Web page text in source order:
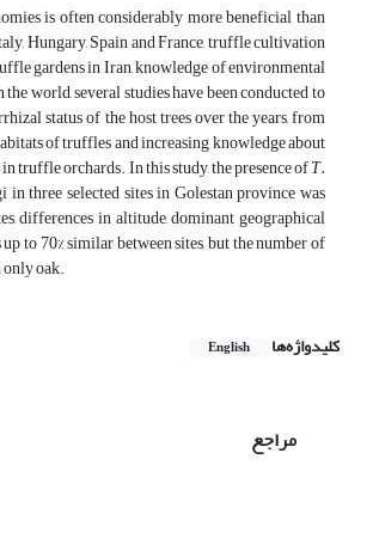
is often considerably more beneficial than
Hungary, Spain and France, truffle cultivation
gardens in Iran, knowledge of environmental
world, several studies have been conducted to
status of the host trees over the years, from
of truffles and increasing knowledge about
truffle orchards. In this study, the presence ofT.
three selected sites in Golestan province was
differences in altitude, dominant geographical
to 70% similar between sites, but the number of
oak.
کلیدواژه‌ها English
مراجع